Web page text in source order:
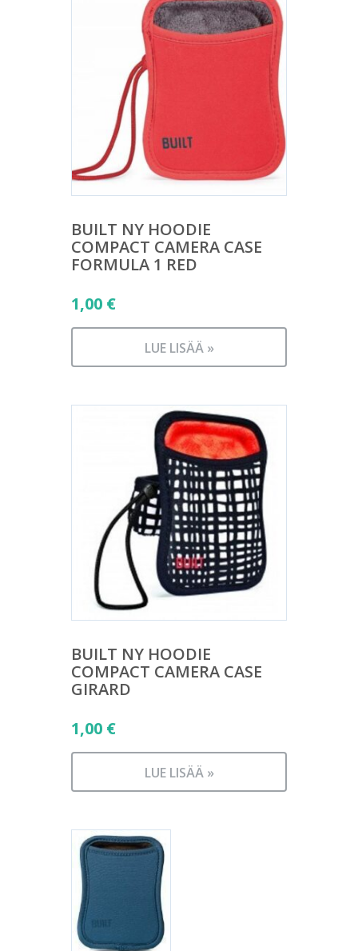
BUILT NY HOODIE
COMPACT CAMERA CASE
FORMULA 1 RED
1,00 €
LUE LISÄÄ »
BUILT NY HOODIE
COMPACT CAMERA CASE
GIRARD
1,00 €
LUE LISÄÄ »